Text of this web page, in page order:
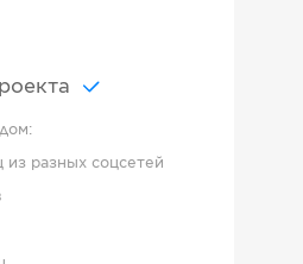
из разных соцсетей